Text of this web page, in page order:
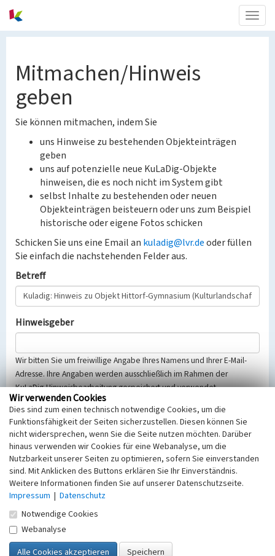
Mitmachen/Hinweis
geben
Sie können mitmachen, indem Sie
uns Hinweise zu bestehenden Objekteinträgen
geben
uns auf potenzielle neue KuLaDig-Objekte
hinweisen, die es noch nicht im System gibt
selbst Inhalte zu bestehenden oder neuen
Objekteinträgen beisteuern oder uns zum Beispiel
historische oder eigene Fotos schicken
Schicken Sie uns eine Email an kuladig@lvr.deoder füllen
Sie einfach die nachstehenden Felder aus.
Betreff
Hinweisgeber
Wir bitten Sie um freiwillige Angabe Ihres Namens und Ihrer E-Mail-
Adresse. Ihre Angaben werden ausschließlich im Rahmen der
KuLaDig-Hinweisbearbeitung gespeichert und verwendet.
Selbstverständlich werden diese entsprechend der Vorschriften des
Telemediengesetzes, des Datenschutzgesetzes NRW und der seit
dem 25.05.2018 gültigen Europäischen Datenschutzgrundverordnung
(EU-DSGVO) vertraulich behandelt, beachten Sie bitte unsere
Hinweise zumDatenschutz
Nachricht
SicherheitsabfrageTragen Sie unten das Rechenergebnis aus der
Wir verwenden Cookies
Dies sind zum einen technisch notwendige Cookies, um die
Funktionsfähigkeit der Seiten sicherzustellen. Diesen können Sie
nicht widersprechen, wenn Sie die Seite nutzen möchten. Darüber
hinaus verwenden wir Cookies für eine Webanalyse, um die
Nutzbarkeit unserer Seiten zu optimieren, sofern Sie einverstanden
sind. Mit Anklicken des Buttons erklären Sie Ihr Einverständnis.
Weitere Informationen finden Sie auf unserer Datenschutzseite.
Impressum | Datenschutz
Notwendige Cookies
Webanalyse